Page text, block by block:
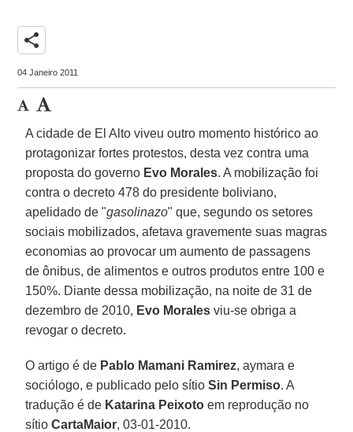
share
04 Janeiro 2011
A cidade de El Alto viveu outro momento histórico ao
protagonizar fortes protestos, desta vez contra uma
proposta do governo Evo Morales. A mobilização foi
contra o decreto 478 do presidente boliviano,
apelidado de "gasolinazo" que, segundo os setores
sociais mobilizados, afetava gravemente suas magras
economias ao provocar um aumento de passagens
de ônibus, de alimentos e outros produtos entre 100 e
150%. Diante dessa mobilização, na noite de 31 de
dezembro de 2010, Evo Morales viu-se obriga a
revogar o decreto.
O artigo é de Pablo Mamani Ramirez, aymara e
sociólogo, e publicado pelo sítioSin Permiso. A
tradução é de Katarina Peixoto em reprodução no
sítioCartaMaior, 03-01-2010.